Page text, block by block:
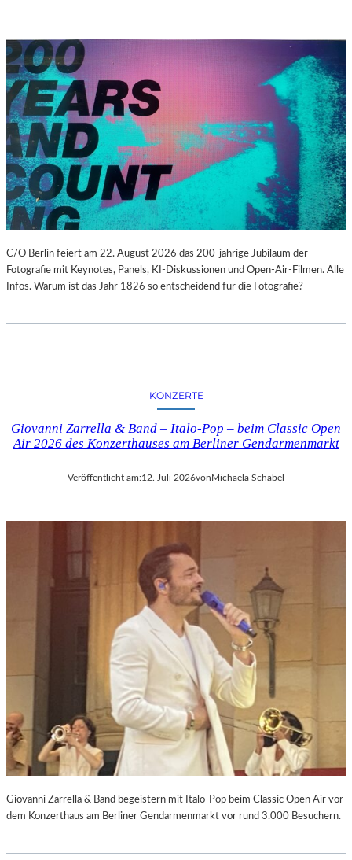
C/O Berlin feiert am 22. August 2026 das 200-jährige Jubiläum der
Fotografie mit Keynotes, Panels, KI-Diskussionen und Open-Air-Filmen. Alle
Infos. Warum ist das Jahr 1826 so entscheidend für die Fotografie?
KONZERTE
Giovanni Zarrella & Band – Italo-Pop – beim Classic Open
Air 2026 des Konzerthauses am Berliner Gendarmenmarkt
Veröffentlicht am:12. Juli 2026von Michaela Schabel
Giovanni Zarrella & Band begeistern mit Italo-Pop beim Classic Open Air vor
dem Konzerthaus am Berliner Gendarmenmarkt vor rund 3.000 Besuchern.